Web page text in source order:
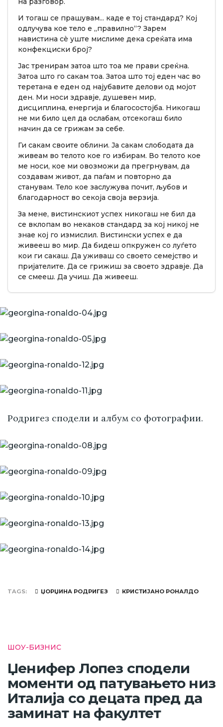
И тогаш се прашувам... каде е тој стандард? Кој
одлучува кое тело е „правилно“? Зарем
навистина сè уште мислиме дека среќата има
конфекциски број?
Јас тренирам затоа што тоа ме прави среќна.
Затоа што го сакам тоа. Затоа што тој еден час во
теретана е еден од најубавите делови од мојот
ден. Ми носи здравје, душевен мир,
дисциплина, енергија и благосостојба. Никогаш
не ми било цел да ослабам, отсекогаш било
начин да се грижам за себе.
Ги сакам своите облини. Ја сакам слободата да
живеам во телото кое го избирам. Во телото кое
ме носи, кое ми овозможи да прегрнувам, да
создавам живот, да паѓам и повторно да
станувам. Тело кое заслужува почит, љубов и
благодарност во секоја своја верзија.
За мене, вистинскиот успех никогаш не бил да
се вклопам во некаков стандард за кој никој не
знае кој го измислил. Вистински успех е да
живееш во мир. Да бидеш опкружен со луѓето
кои ги сакаш. Да уживаш со своето семејство и
пријателите. Да се грижиш за своето здравје. Да
се смееш. Да учиш. Да живееш.
Родригез сподели и албум со фотографии.
TAGS ЏОРЏИНА РОДРИГЕЗ КРИСТИЈАНО РОНАЛДО
ШОУ-БИЗНИС
Џенифер Лопез сподели
моменти од патувањето низ
Италија со децата пред да
заминат на факултет